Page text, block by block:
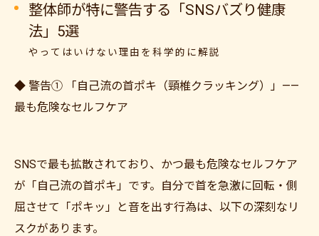
整体師が特に警告する「SNSバズり健康
法」5選
やってはいけない理由を科学的に解説
◆ 警告① 「自己流の首ポキ（頸椎クラッキング）」——
最も危険なセルフケア
SNSで最も拡散されており、かつ最も危険なセルフケア
が「自己流の首ポキ」です。自分で首を急激に回転・側
屈させて「ポキッ」と音を出す行為は、以下の深刻なリ
スクがあります。